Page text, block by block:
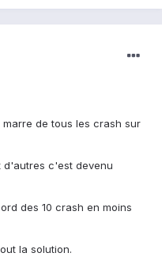
de tous les crash sur
d'autres c'est devenu
des 10 crash en moins
la solution.